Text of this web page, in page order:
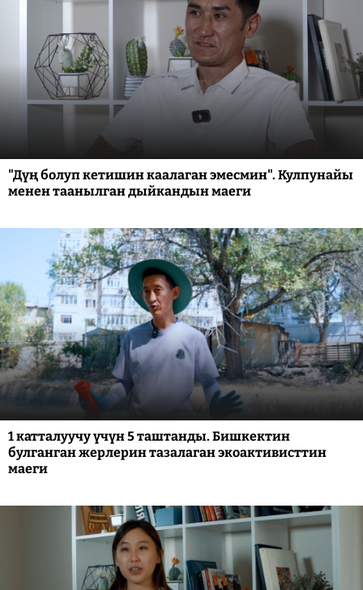
"Дүң болуп кетишин каалаган эмесмин". Кулпунайы
менен таанылган дыйкандын маеги
1 катталуучу үчүн 5 таштанды. Бишкектин
булганган жерлерин тазалаган экоактивисттин
маеги